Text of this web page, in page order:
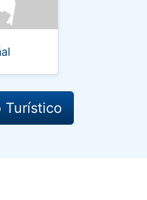
Turístico